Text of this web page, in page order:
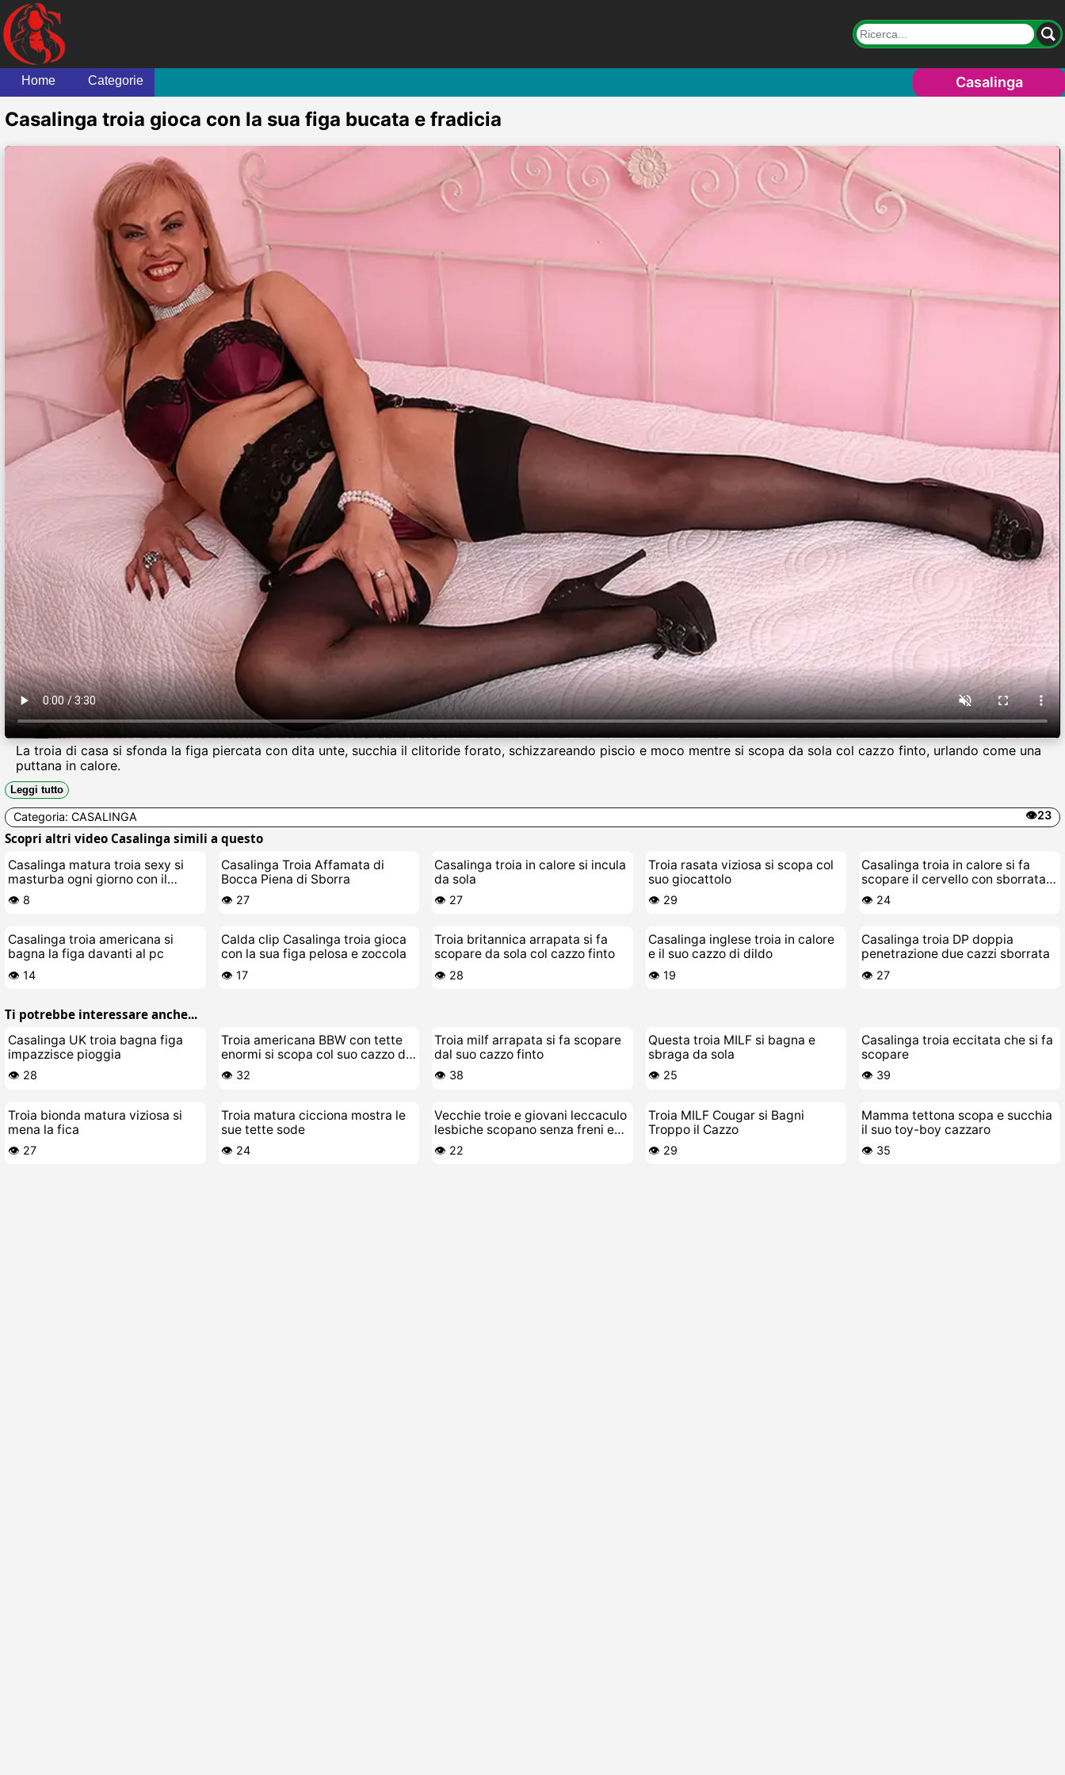
Home Categorie Casalinga
Casalinga troia gioca con la sua figa bucata e fradicia
La troia di casa si sfonda la figa piercata con dita unte, succhia il clitoride forato, schizzareando piscio e moco mentre si scopa da sola col cazzo finto, urlando come una
puttana in calore.
Leggi tutto
Categoria: CASALINGA 👁️23
Scopri altri video Casalinga simili a questo
Casalinga matura troia sexy si
masturba ogni giorno con il
cazzo Hitachi
👁️ 8
Casalinga Troia Affamata di
Bocca Piena di Sborra
👁️ 27
Casalinga troia in calore si incula
da sola
👁️ 27
Troia rasata viziosa si scopa col
suo giocattolo
👁️ 29
Casalinga troia in calore si fa
scopare il cervello con sborrata
interna
👁️ 24
Casalinga troia americana si
bagna la figa davanti al pc
👁️ 14
Calda clip Casalinga troia gioca
con la sua figa pelosa e zoccola
👁️ 17
Troia britannica arrapata si fa
scopare da sola col cazzo finto
👁️ 28
Casalinga inglese troia in calore
e il suo cazzo di dildo
👁️ 19
Casalinga troia DP doppia
penetrazione due cazzi sborrata
👁️ 27
Ti potrebbe interessare anche...
Casalinga UK troia bagna figa
impazzisce pioggia
👁️ 28
Troia americana BBW con tette
enormi si scopa col suo cazzo di
giocattolo
👁️ 32
Troia milf arrapata si fa scopare
dal suo cazzo finto
👁️ 38
Questa troia MILF si bagna e
sbraga da sola
👁️ 25
Casalinga troia eccitata che si fa
scopare
👁️ 39
Troia bionda matura viziosa si
mena la fica
👁️ 27
Troia matura cicciona mostra le
sue tette sode
👁️ 24
Vecchie troie e giovani leccaculo
lesbiche scopano senza freni e
poi pure di più
👁️ 22
Troia MILF Cougar si Bagni
Troppo il Cazzo
👁️ 29
Mamma tettona scopa e succhia
il suo toy-boy cazzaro
👁️ 35